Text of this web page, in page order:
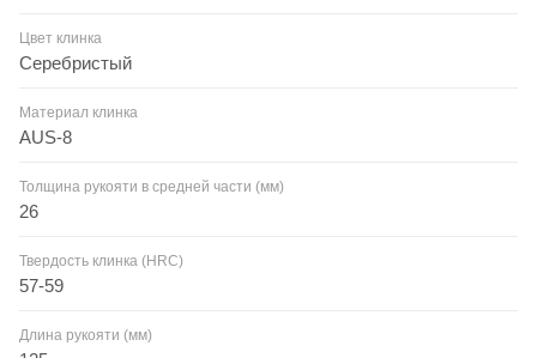
Цвет клинка
Серебристый
Материал клинка
AUS-8
Толщина рукояти в средней части (мм)
26
Твердость клинка (HRC)
57-59
Длина рукояти (мм)